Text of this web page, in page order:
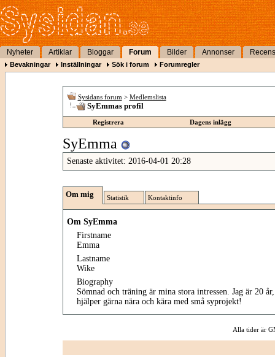
Nyheter Artiklar Bloggar Forum Bilder Annonser
Bevakningar Inställningar Sök i forum Forumregler
Sysidans forum > Medlemslista
SyEmmas profil
Registrera Dagens inlägg
SyEmma
Senaste aktivitet: 2016-04-01 20:28
Om mig Statistik Kontaktinfo
Om SyEmma
Firstname
Emma
Lastname
Wike
Biography
Sömnad och träning är mina stora intressen. Jag är 20
hjälper gärna nära och kära med små syprojekt!
Alla tider är